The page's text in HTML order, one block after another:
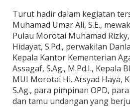
N
P
U
L
A
U
M
O
R
O
T
Turut hadir dalam kegiatan
Muhamad Umar Ali, S.E.,
Pulau Morotai Muhamad
Hidayat, S.Pd., perwakilan
Kepala Kantor Kementerian
Assagaf, S.Ag., M.Pd.I.,
MUI Morotai Hi. Arsyad Haya,
S.Ag., para pimpinan OPD,
dan tamu undangan yang